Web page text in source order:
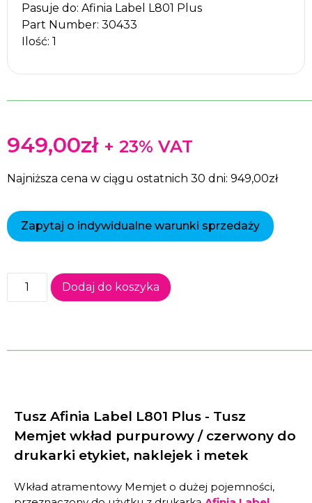
Pasuje do: Afinia Label L801 Plus
Part Number: 30433
Ilość: 1
949,00zł + 23% VAT
Najniższa cena w ciągu ostatnich 30 dni: 949,00zł
Zapytaj o indywidualne warunki sprzedaży
Dodaj do koszyka
Tusz Afinia Label L801 Plus - Tusz
Memjet wkład purpurowy / czerwony do
drukarki etykiet, naklejek i metek
Wkład atramentowy Memjet o dużej pojemności,